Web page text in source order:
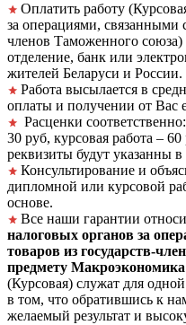
Оплатить работу
за операциями, связанными
членов Таможенного
отделение, банк или
жителей Беларуси и России.
Работа высылается в
оплаты и получении от Вас
Расценки
30 руб, курсовая работа –
реквизиты будут указанны
Консультирование и
дипломной или курсовой
основе.
Все наши гарантии
налоговых органов за
товаров из государств-
предмету Макроэкономика
(Курсовая) служат для
в том, что обратившись к
желаемый результат и